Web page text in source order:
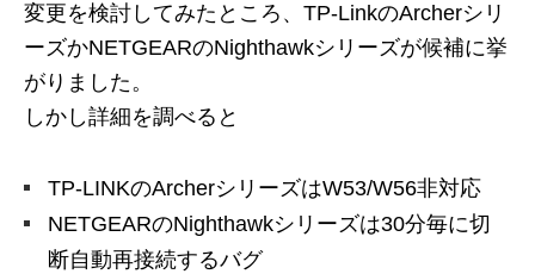
変更を検討してみたところ、TP-LinkのArcherシリ
ーズかNETGEARのNighthawkシリーズが候補に挙
がりました。
しかし詳細を調べると
TP-LINKのArcherシリーズはW53/W56非対応
NETGEARのNighthawkシリーズは30分毎に切
断自動再接続するバグ